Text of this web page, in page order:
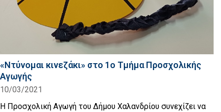
«Ντύνομαι κινεζάκι» στο 1ο Τμήμα Προσχολικής
Αγωγής
10/03/2021
Η Προσχολική Αγωγή του Δήμου Χαλανδρίου συνεχίζει να